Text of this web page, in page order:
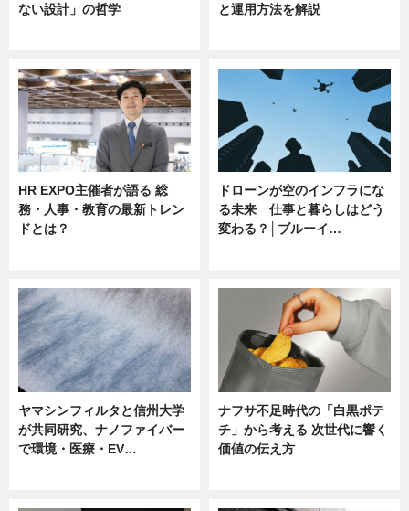
ない設計」の哲学
と運用方法を解説
HR EXPO主催者が語る 総
務・人事・教育の最新トレン
ドとは？
ドローンが空のインフラにな
る未来 仕事と暮らしはどう
変わる？│ブルーイ…
ヤマシンフィルタと信州大学
が共同研究、ナノファイバー
で環境・医療・EV…
ナフサ不足時代の「白黒ポテ
チ」から考える 次世代に響く
価値の伝え方